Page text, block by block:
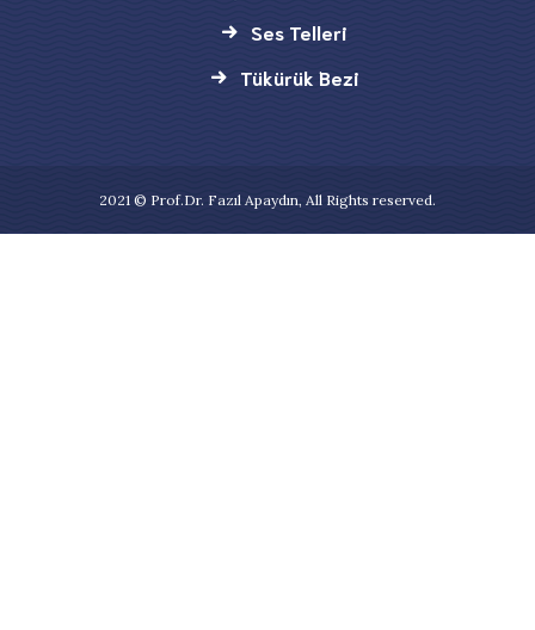
Ses Telleri
Tükürük Bezi
2021 © Prof.Dr. Fazıl Apaydın, All Rights reserved.